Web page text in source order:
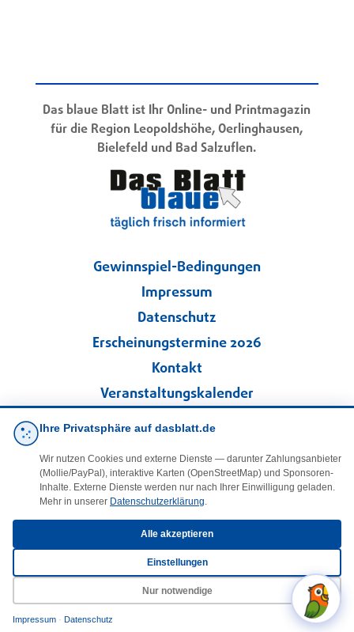
Das blaue Blatt ist Ihr Online- und Printmagazin
für die Region Leopoldshöhe, Oerlinghausen,
Bielefeld und Bad Salzuflen.
Gewinnspiel-Bedingungen
Impressum
Datenschutz
Erscheinungstermine 2026
Kontakt
Veranstaltungskalender
Kleinanzeigen
·Cookie-Einstellungen
Folgen Sie uns!
facebook
E-Mail
© 2025 DasBlaueBlatt | InSign – A. + D. Klee GbR
Ihre Privatsphäre auf dasblatt.de
Wir nutzen Cookies und externe Dienste — darunter Zahlungsanbieter
(Mollie/PayPal), interaktive Karten (OpenStreetMap) und Sponsoren-
Inhalte. Externe Dienste werden nur nach Ihrer Einwilligung geladen.
Mehr in unserer Datenschutzerklärung.
Alle akzeptieren
Einstellungen
Nur notwendige
Impressum · Datenschutz